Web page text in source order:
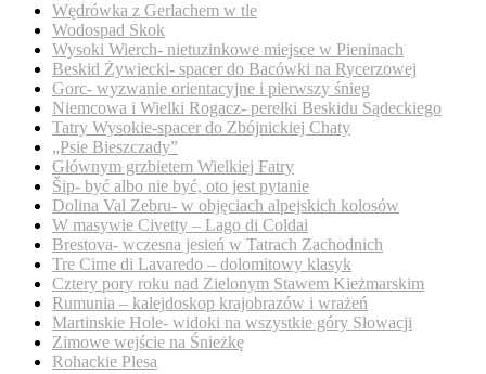
Wędrówka z Gerlachem w tle
Wodospad Skok
Wysoki Wierch- nietuzinkowe miejsce w Pieninach
Beskid Żywiecki- spacer do Bacówki na Rycerzowej
Gorc- wyzwanie orientacyjne i pierwszy śnieg
Niemcowa i Wielki Rogacz- perełki Beskidu Sądeckiego
Tatry Wysokie-spacer do Zbójnickiej Chaty
„Psie Bieszczady”
Głównym grzbietem Wielkiej Fatry
Šip- być albo nie być, oto jest pytanie
Dolina Val Zebru- w objęciach alpejskich kolosów
W masywie Civetty – Lago di Coldai
Brestova- wczesna jesień w Tatrach Zachodnich
Tre Cime di Lavaredo – dolomitowy klasyk
Cztery pory roku nad Zielonym Stawem Kieżmarskim
Rumunia – kalejdoskop krajobrazów i wrażeń
Martinskie Hole- widoki na wszystkie góry Słowacji
Zimowe wejście na Śnieżkę
Rohackie Plesa